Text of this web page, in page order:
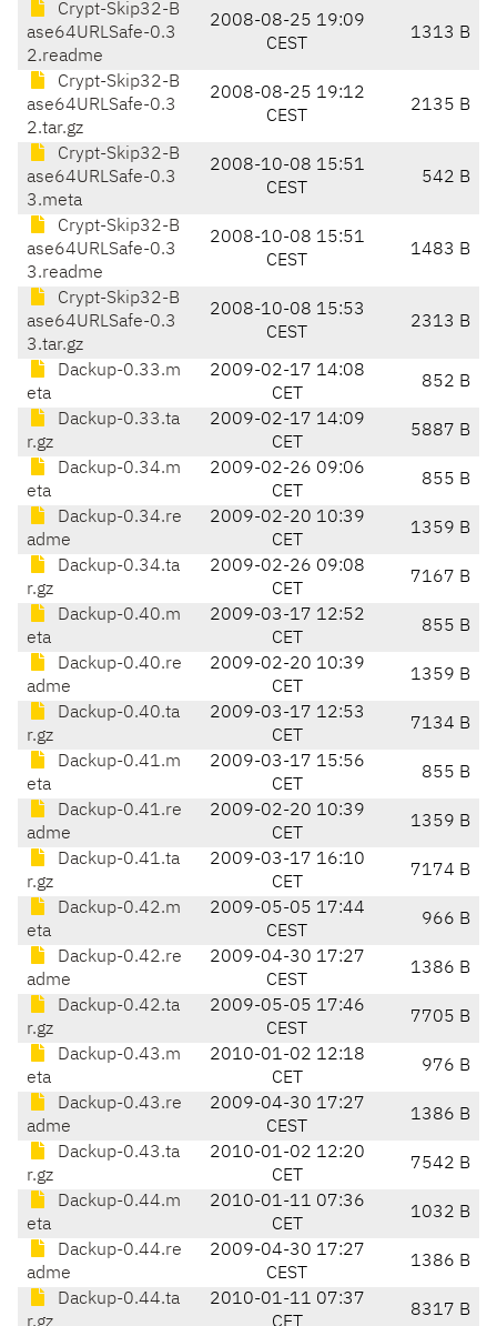
Crypt-Skip32-B
ase64URLSafe-0.3
2.readme
2008-08-25 19:09
CEST
1313 B
Crypt-Skip32-B
ase64URLSafe-0.3
2.tar.gz
2008-08-25 19:12
CEST
2135 B
Crypt-Skip32-B
ase64URLSafe-0.3
3.meta
2008-10-08 15:51
CEST
542 B
Crypt-Skip32-B
ase64URLSafe-0.3
3.readme
2008-10-08 15:51
CEST
1483 B
Crypt-Skip32-B
ase64URLSafe-0.3
3.tar.gz
2008-10-08 15:53
CEST
2313 B
Dackup-0.33.m
eta
2009-02-17 14:08
CET
852 B
Dackup-0.33.ta
r.gz
2009-02-17 14:09
CET
5887 B
Dackup-0.34.m
eta
2009-02-26 09:06
CET
855 B
Dackup-0.34.re
adme
2009-02-20 10:39
CET
1359 B
Dackup-0.34.ta
r.gz
2009-02-26 09:08
CET
7167 B
Dackup-0.40.m
eta
2009-03-17 12:52
CET
855 B
Dackup-0.40.re
adme
2009-02-20 10:39
CET
1359 B
Dackup-0.40.ta
r.gz
2009-03-17 12:53
CET
7134 B
Dackup-0.41.m
eta
2009-03-17 15:56
CET
855 B
Dackup-0.41.re
adme
2009-02-20 10:39
CET
1359 B
Dackup-0.41.ta
r.gz
2009-03-17 16:10
CET
7174 B
Dackup-0.42.m
eta
2009-05-05 17:44
CEST
966 B
Dackup-0.42.re
adme
2009-04-30 17:27
CEST
1386 B
Dackup-0.42.ta
r.gz
2009-05-05 17:46
CEST
7705 B
Dackup-0.43.m
eta
2010-01-02 12:18
CET
976 B
Dackup-0.43.re
adme
2009-04-30 17:27
CEST
1386 B
Dackup-0.43.ta
r.gz
2010-01-02 12:20
CET
7542 B
Dackup-0.44.m
eta
2010-01-11 07:36
CET
1032 B
Dackup-0.44.re
adme
2009-04-30 17:27
CEST
1386 B
Dackup-0.44.ta
2010-01-11 07:37
8317 B